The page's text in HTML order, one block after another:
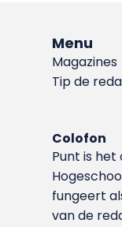
Menu
Magazines
Tip de
Colofon
Punt is
fungeert
van de